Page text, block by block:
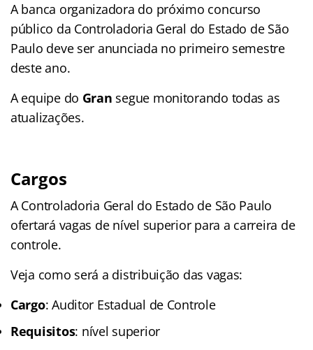
A banca organizadora do próximo concurso
público da Controladoria Geral do Estado de São
Paulo deve ser anunciada no primeiro semestre
deste ano.
A equipe do Gran segue monitorando todas as
atualizações.
Cargos
A Controladoria Geral do Estado de São Paulo
ofertará vagas de nível superior para a carreira de
controle.
Veja como será a distribuição das vagas:
Cargo: Auditor Estadual de Controle
Requisitos: nível superior